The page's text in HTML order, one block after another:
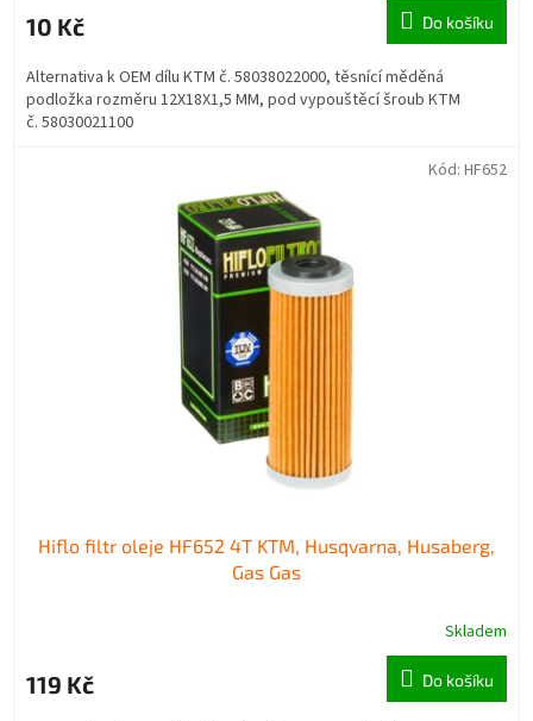
10 Kč Do košíku
Alternativa k OEM dílu KTM č. 58038022000, těsnící měděná
podložka rozměru 12X18X1,5 MM, pod vypouštěcí šroub KTM
č. 58030021100
Hiflo filtr oleje HF652 4T KTM, Husqvarna, Husaberg,
Gas Gas
Skladem
119 Kč Do košíku
Kód: HF652